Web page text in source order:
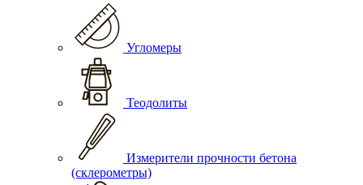
Угломеры
Теодолиты
Измерители прочности бетона
(склерометры)